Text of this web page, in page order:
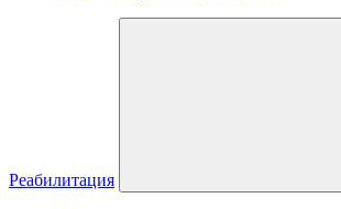
Реабилитация